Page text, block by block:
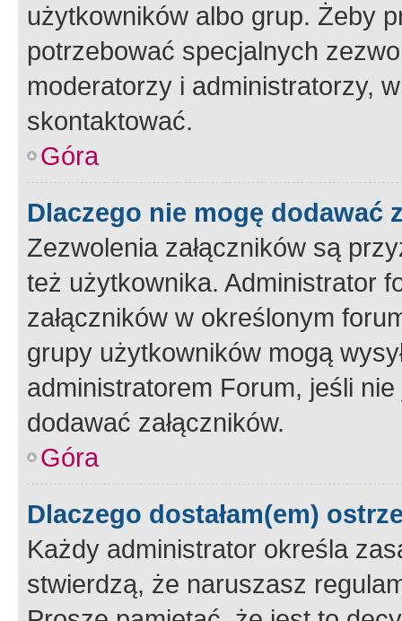
użytkowników albo grup. Żeby
potrzebować specjalnych
moderatorzy i administratorzy,
skontaktować.
Góra
Dlaczego nie mogę dodawać
Zezwolenia załączników są
też użytkownika. Administrator
załączników w określonym
grupy użytkowników mogą
administratorem Forum, jeśli
dodawać załączników.
Góra
Dlaczego dostałam(em)
Każdy administrator określa
stwierdzą, że naruszasz